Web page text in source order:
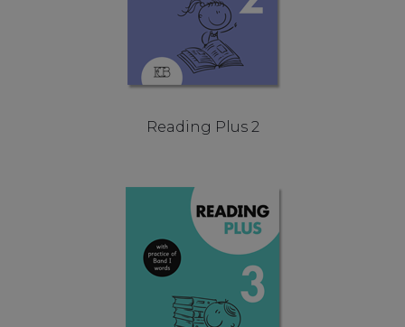
Reading Plus 2